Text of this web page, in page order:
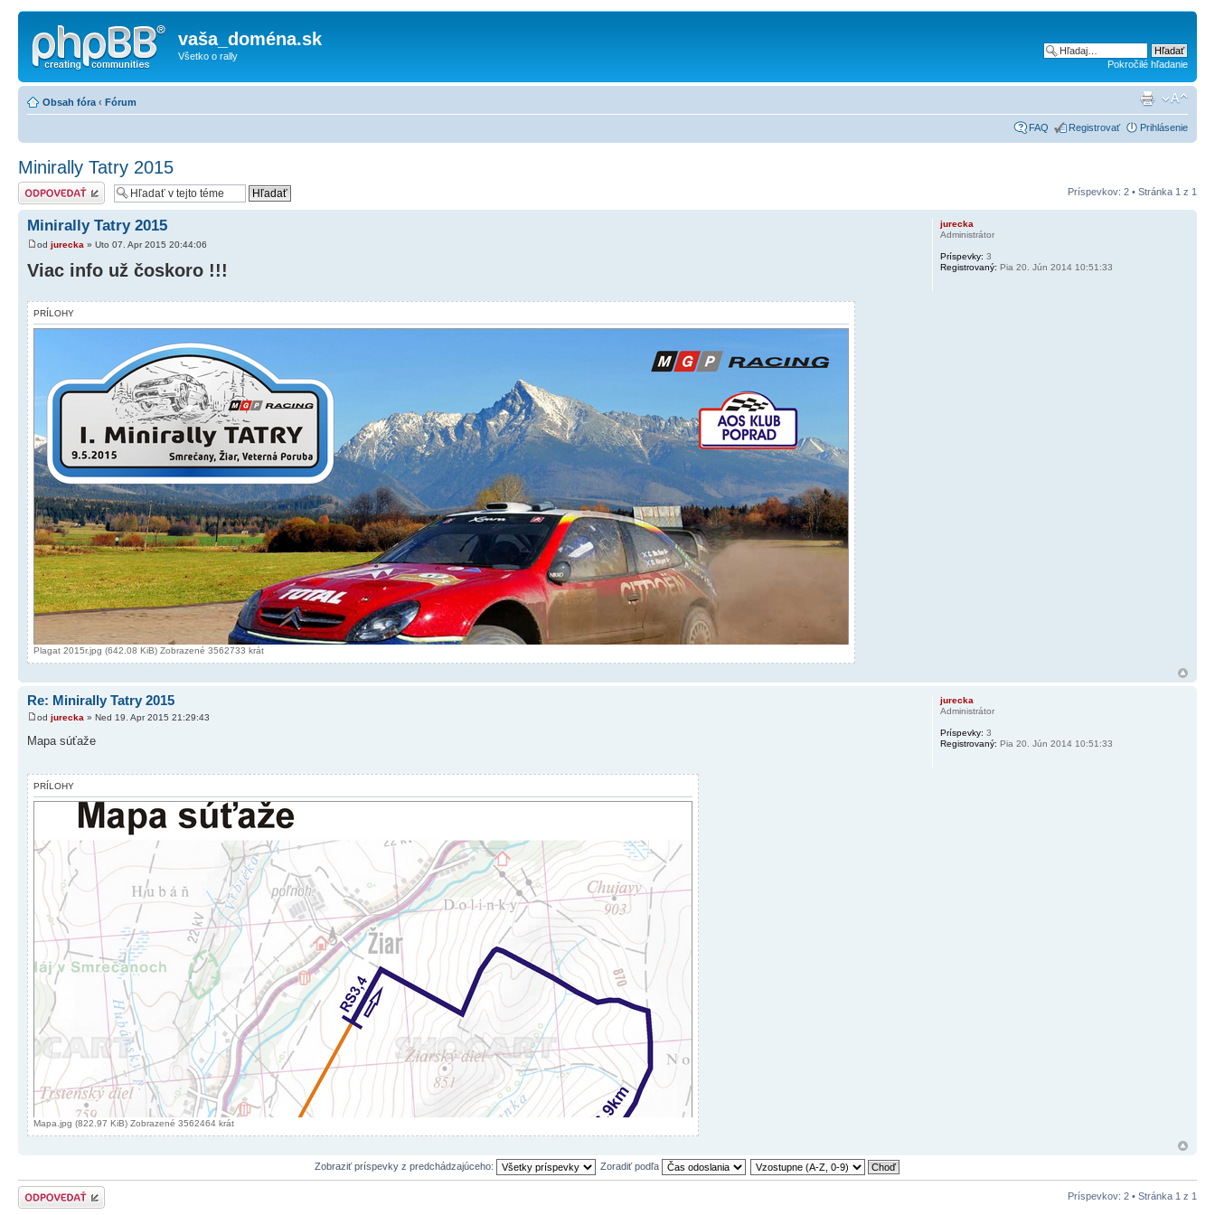
vaša_doména.sk
Všetko o rally
Pokročilé hľadanie
Obsah fóra ‹ Fórum
FAQ Registrovať Prihlásenie
Minirally Tatry 2015
Odoslať odpoveď Príspevkov: 2 • Stránka 1 z 1
Minirally Tatry 2015
od jurecka » Uto 07. Apr 2015 20:44:06
Viac info už čoskoro !!!
PRÍLOHY
Plagat 2015r.jpg (642.08 KiB) Zobrazené 3562733 krát
jurecka
Administrátor
Príspevky: 3
Registrovaný: Pia 20. Jún 2014 10:51:33
Re: Minirally Tatry 2015
od jurecka » Ned 19. Apr 2015 21:29:43
Mapa súťaže
PRÍLOHY
Mapa.jpg (822.97 KiB) Zobrazené 3562464 krát
jurecka
Administrátor
Príspevky: 3
Registrovaný: Pia 20. Jún 2014 10:51:33
Zobraziť príspevky z predchádzajúceho: Zoradiť podľa
Odoslať odpoveď Príspevkov: 2 • Stránka 1 z 1